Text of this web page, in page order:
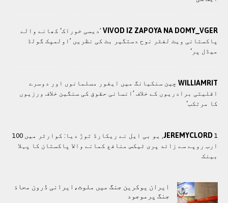
VIVOD IZ ZAPOYA NA DOMY_VGER ’دیسی خوراک‘ کھانے والے
پاکستانی ویٹ لفٹر نوح دستگیر بٹ کی نظریں ’اولمپک گولڈ
میڈل پر‘
WILLIAMRIT چین سنکیانگ میں ایغور مسلمانوں اور دوسرے
اقلیتی برادريوں کے خلاف ’انسانی حقوق کی سنگین خلاف ورزیوں
کا مرتکب‘
JEREMYCLORD
1, یو بی ایل نے ریکارڈ توڑ دیا: کوارٹر میں 100
ارب روپے سے زائد پری ٹیکس منافع کمانے والا پاکستان کا پہلا
بینک
ایران یوکرین جنگ میں ملوث،ایرانی ڈرون محاذ
جنگ پرموجود